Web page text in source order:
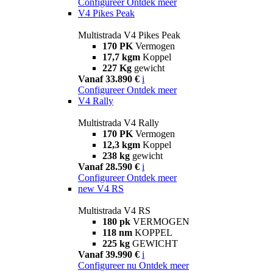
V4 Pikes Peak
Multistrada V4 Pikes Peak
170 PK Vermogen
17,7 kgm Koppel
227 Kg gewicht
Vanaf 33.890 € i
Configureer Ontdek meer
V4 Rally
Multistrada V4 Rally
170 PK Vermogen
12,3 kgm Koppel
238 kg gewicht
Vanaf 28.590 € i
Configureer Ontdek meer
new V4 RS
Multistrada V4 RS
180 pk VERMOGEN
118 nm KOPPEL
225 kg GEWICHT
Vanaf 39.990 € i
Configureer nu Ontdek meer